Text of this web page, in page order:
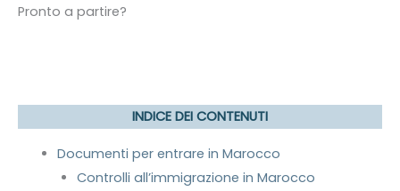
Pronto a partire?
INDICE DEI CONTENUTI
Documenti per entrare in Marocco
Controlli all’immigrazione in Marocco